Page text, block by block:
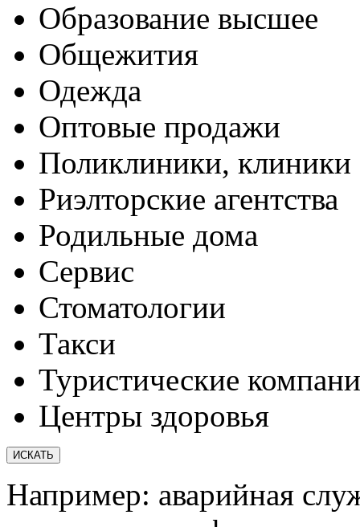
Образование высшее
Общежития
Одежда
Оптовые продажи
Поликлиники, клиники
Риэлторские агентства
Родильные дома
Сервис
Стоматологии
Такси
Туристические
Центры здоровья
Например: аварийная